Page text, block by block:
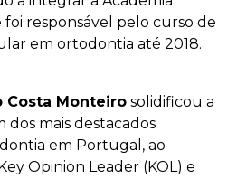
responsável pelo curso de
em ortodontia até 2018.
Costa Monteiro solidificou a
dos mais destacados
em Portugal, ao
Opinion Leader (KOL) e